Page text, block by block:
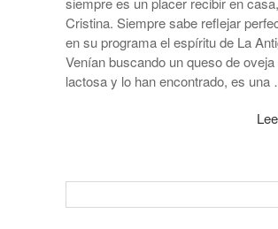
Cristina. Siempre sabe reflejar
en su programa el espíritu de La
Venían buscando un queso de
lactosa y lo han encontrado, es una